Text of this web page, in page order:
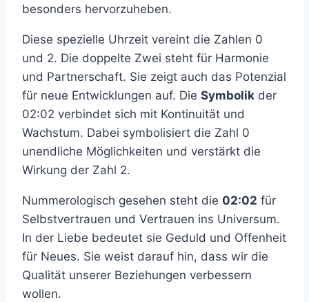
besonders hervorzuheben.
Diese spezielle Uhrzeit vereint die Zahlen 0
und 2. Die doppelte Zwei steht für Harmonie
und Partnerschaft. Sie zeigt auch das Potenzial
für neue Entwicklungen auf. Die Symbolik der
02:02 verbindet sich mit Kontinuität und
Wachstum. Dabei symbolisiert die Zahl 0
unendliche Möglichkeiten und verstärkt die
Wirkung der Zahl 2.
Nummerologisch gesehen steht die 02:02 für
Selbstvertrauen und Vertrauen ins Universum.
In der Liebe bedeutet sie Geduld und Offenheit
für Neues. Sie weist darauf hin, dass wir die
Qualität unserer Beziehungen verbessern
wollen.